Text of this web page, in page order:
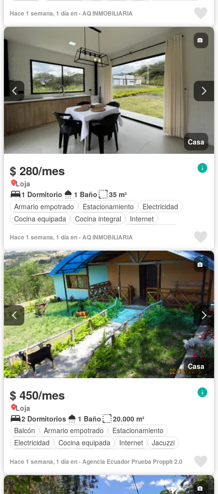
Área para niños
Conserje
Acceso para personas con discapacidad
Jardín
Completamente amoblado
Hace 1 semana, 1 día en - AQ INMOBILIARIA
Casa
$ 280/mes
Loja
1 Dormitorio
1 Baño
35 m²
Armario empotrado
Estacionamiento
Electricidad
Cocina equipada
Cocina integral
Internet
Acceso para personas con discapacidad
Parrilla
Seguridad
Solo familias Sin amoblar
Hace 1 semana, 1 día en - AQ INMOBILIARIA
Casa
$ 450/mes
Loja
2 Dormitorios
1 Baño
20.000 m²
Balcón
Armario empotrado
Estacionamiento
Electricidad
Cocina equipada Internet
Jacuzzi
Acceso para personas con discapacidad
Jardín
Parrilla
Garita de guardianía
Biblioteca Sauna
Seguridad
Piscina
Completamente amoblado
Hace 1 semana, 1 día en - Agencia Ecuador Prueba Proppit 2.0